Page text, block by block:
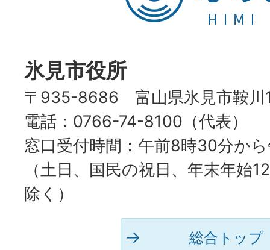
市
氷見市役所
〒935-8686 富山県氷見市鞍川
電話：0766-74-8100（代表）
窓口受付時間：午前8時30分か
（土日、国民の祝日、年末年始
除く）
総合トップ